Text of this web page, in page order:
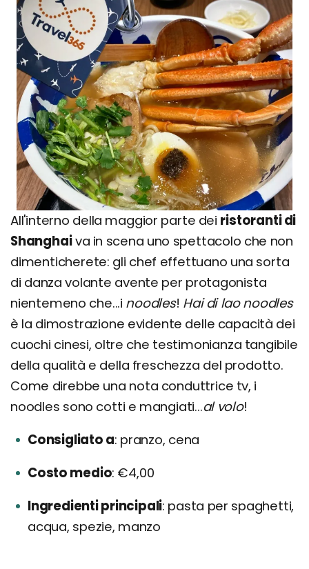
All'interno della maggior parte dei ristoranti di
Shanghaiva in scena uno spettacolo che non
dimenticherete: gli chef effettuano una sorta
di danza volante avente per protagonista
nientemeno che...i noodles! Hai di lao noodles
è la dimostrazione evidente delle capacità dei
cuochi cinesi, oltre che testimonianza tangibile
della qualità e della freschezza del prodotto.
Come direbbe una nota conduttrice tv, i
noodles sono cotti e mangiati...al volo!
Consigliato a pranzo, cena
Costo medio €4,00
Ingredienti principali pasta per spaghetti,
acqua, spezie, manzo